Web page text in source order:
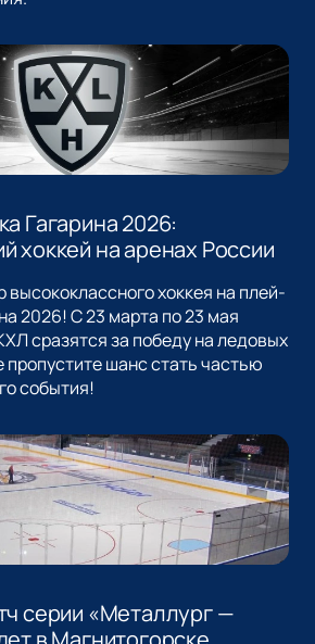
Гагарина 2026:
хоккей на аренах России
высококлассного хоккея на плей-
2026! С 23 марта по 23 мая
сразятся за победу на ледовых
пропустите шанс стать частью
события!
серии «Металлург —